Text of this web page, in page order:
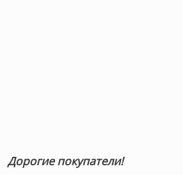
Дорогие покупатели!